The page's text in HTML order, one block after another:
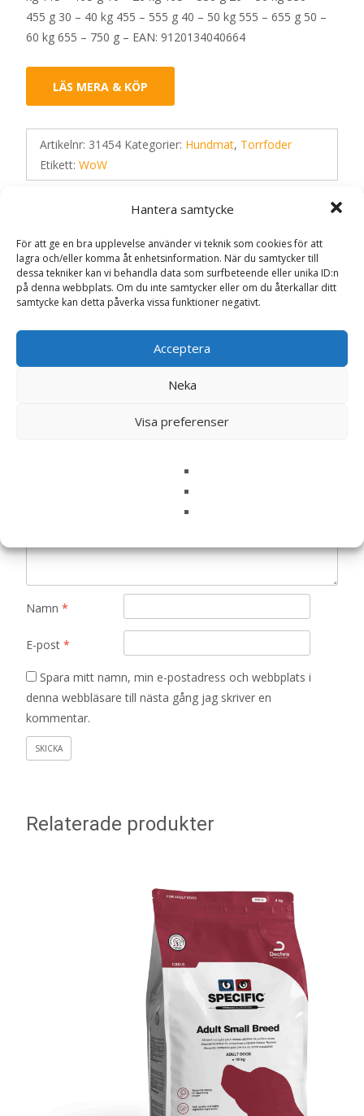
Hantera samtycke
För att ge en bra upplevelse använder vi teknik som cookies för att
lagra och/eller komma åt enhetsinformation. När du samtycker till
dessa tekniker kan vi behandla data som surfbeteende eller unika ID:n
på denna webbplats. Om du inte samtycker eller om du återkallar ditt
samtycke kan detta påverka vissa funktioner negativt.
Acceptera
Neka
Visa preferenser
455 g 30 – 40 kg 455 – 555 g 40 – 50 kg 555 – 655 g 50 –
60 kg 655 – 750 g – EAN: 9120134040664
LÄS MERA & KÖP
Artikelnr: 31454 Kategorier: Hundmat, Torrfoder
Etikett: WoW
Recensioner (0)
Recensioner
Det finns inga recensioner än.
Bli först med att recensera ”Dog Adult
Beef Torrfoder till Hund – 6 kg – WoW”
Namn *
E-post *
Spara mitt namn, min e-postadress och webbplats i
denna webbläsare till nästa gång jag skriver en
kommentar.
Relaterade produkter